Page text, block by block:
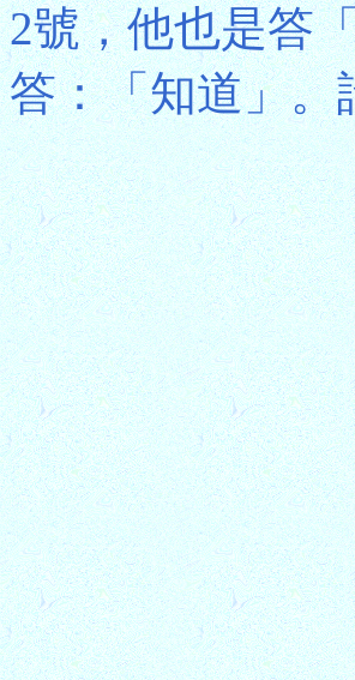
2號，他也是答
答：「知道」。